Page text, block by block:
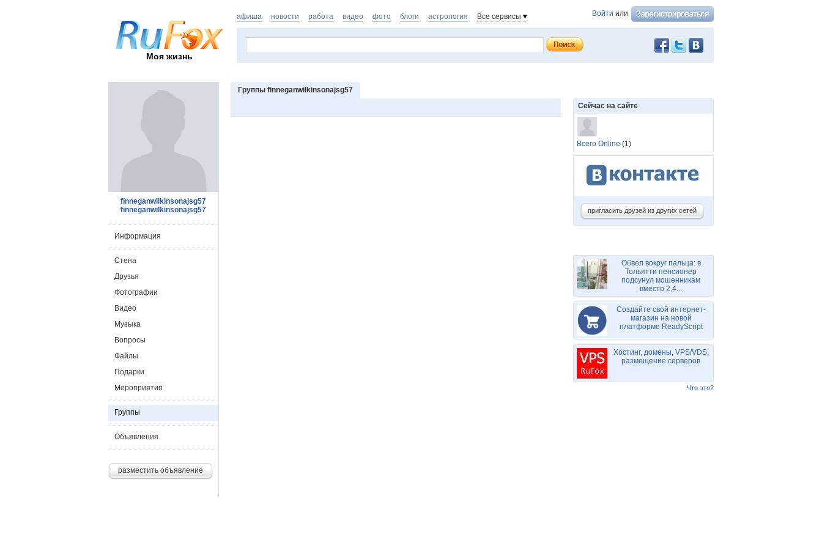
Моя жизнь
Войти или
афиша новости работа видео фото блоги астрология Все сервисы
Группы finneganwilkinsonajsg57
finneganwilkinsonajsg57
finneganwilkinsonajsg57
Информация
Стена
finneganwilkinsonajsg57
Друзья
finneganwilkinsonajsg57
Фотографии
Видео
Музыка
Вопросы
Файлы
Подарки
Мероприятия
Группы
Объявления
разместить объявление
Сейчас на сайте
Всего Online (1)
пригласить друзей из других сетей
Обвел вокруг пальца: в
Тольятти пенсионер
подсунул мошенникам
вместо 2,4...
Создайте свой интернет-
магазин на новой
платформе ReadyScript
Хостинг, домены, VPS/VDS,
размещение серверов
Что это?